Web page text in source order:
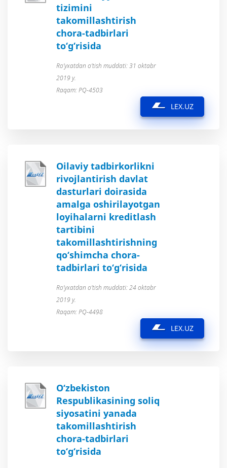
tizimini
takomillashtirish
chora-tadbirlari
to‘g‘risida
Ro’yxatdan o’tish muddati: 31 oktabr
2019 y.
Raqam: PQ-4503
LEX.UZ
Oilaviy tadbirkorlikni
rivojlantirish davlat
dasturlari doirasida
amalga oshirilayotgan
loyihalarni kreditlash
tartibini
takomillashtirishning
qo‘shimcha chora-
tadbirlari to‘g‘risida
Ro’yxatdan o’tish muddati: 24 oktabr
2019 y.
Raqam: PQ-4498
LEX.UZ
O‘zbekiston
Respublikasining soliq
siyosatini yanada
takomillashtirish
chora-tadbirlari
to‘g‘risida